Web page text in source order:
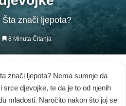
znači ljepota?
8 Minuta Čitanja
znači ljepota? Nema sumnje da
srce djevojke, te da je to od njenih
mladosti. Naročito nakon što joj se